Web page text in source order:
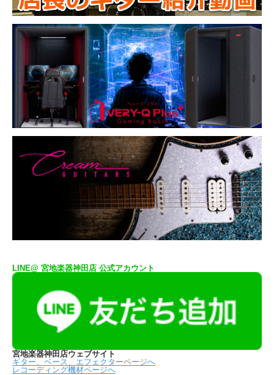
LINE@ 宮地楽器神田店 公式アカウント
宮地楽器神田店ウェブサイト
ギター、ベース、エフェクターページへ
レコーディング機材ページへ